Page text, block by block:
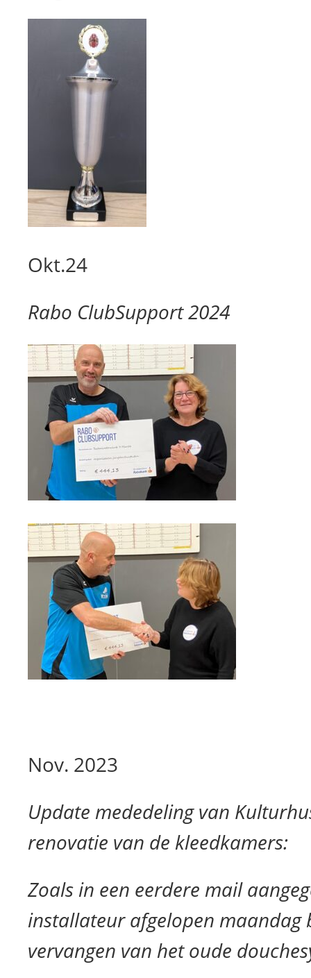
Okt.24
Rabo ClubSupport 2024
Nov. 2023
Update mededeling van
renovatie van de kleedkamers:
Zoals in een eerdere mail
installateur afgelopen maandag
vervangen van het oude